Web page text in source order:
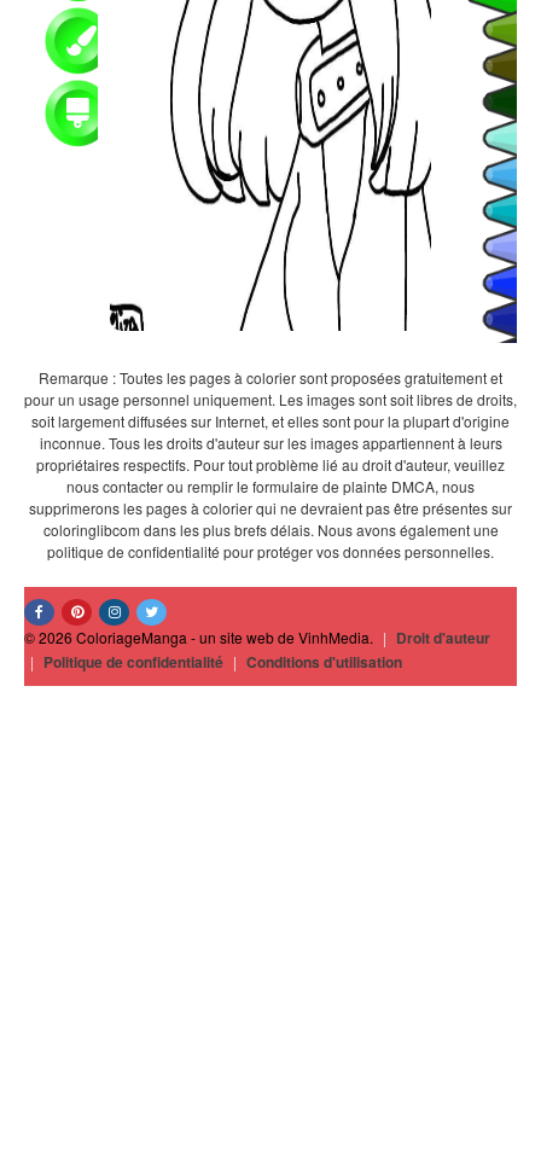
Remarque : Toutes les pages à colorier sont proposées gratuitement et
pour un usage personnel uniquement. Les images sont soit libres de droits,
soit largement diffusées sur Internet, et elles sont pour la plupart d'origine
inconnue. Tous les droits d'auteur sur les images appartiennent à leurs
propriétaires respectifs. Pour tout problème lié au droit d'auteur, veuillez
nous contacter ou remplir le formulaire de plainte DMCA, nous
supprimerons les pages à colorier qui ne devraient pas être présentes sur
coloringlibcom dans les plus brefs délais. Nous avons également une
politique de confidentialité pour protéger vos données personnelles.
© 2026 ColoriageManga - un site web de VinhMedia. | Droit d'auteur
| Politique de confidentialité | Conditions d'utilisation